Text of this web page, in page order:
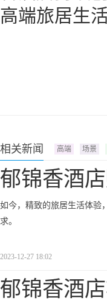
高端旅居生
相关新闻 高端 场景
郁锦香酒
如今，精致的旅居生活体验
求。
2023-12-27 18:02
郁锦香酒